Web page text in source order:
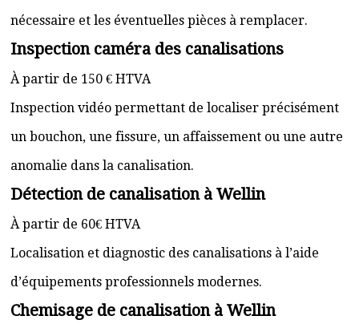
nécessaire et les éventuelles pièces à remplacer.
Inspection caméra des canalisations
À partir de 150 € HTVA
Inspection vidéo permettant de localiser précisément
un bouchon, une fissure, un affaissement ou une autre
anomalie dans la canalisation.
Détection de canalisation à Wellin
À partir de 60€ HTVA
Localisation et diagnostic des canalisations à l’aide
d’équipements professionnels modernes.
Chemisage de canalisation à Wellin